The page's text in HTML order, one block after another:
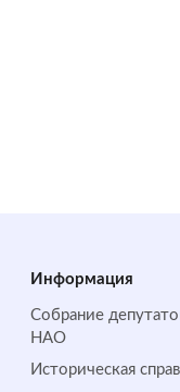
Информация
Собрание
НАО
Историческая